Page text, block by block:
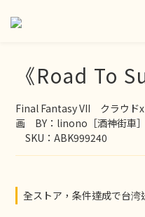
《Road To
Final Fantasy VII　クラウド
画　BY：linono［酒神街車］
SKU：ABK999240
全ストア，条件達成で台湾